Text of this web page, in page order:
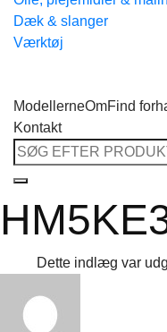
Dæk & slanger
Værktøj
ModellerneOmFind
Kontakt
Søg
efter:
Dette indlæg var